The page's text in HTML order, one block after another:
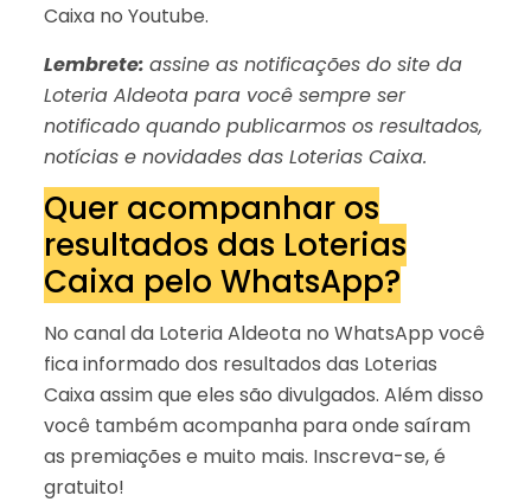
Caixa no Youtube.
Lembrete: assine as notificações do site da
Loteria Aldeota para você sempre ser
notificado quando publicarmos os resultados,
notícias e novidades das Loterias Caixa.
Quer acompanhar os
resultados das Loterias
Caixa pelo WhatsApp?
No canal da Loteria Aldeota no WhatsApp você
fica informado dos resultados das Loterias
Caixa assim que eles são divulgados. Além disso
você também acompanha para onde saíram
as premiações e muito mais. Inscreva-se, é
gratuito!